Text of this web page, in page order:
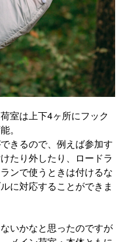
室は上下4ヶ所にフック
。
きるので、例えば参加す
たり外したり、ロードラ
ンで使うときは付けるな
に対応することができま
いかなと思ったのですが